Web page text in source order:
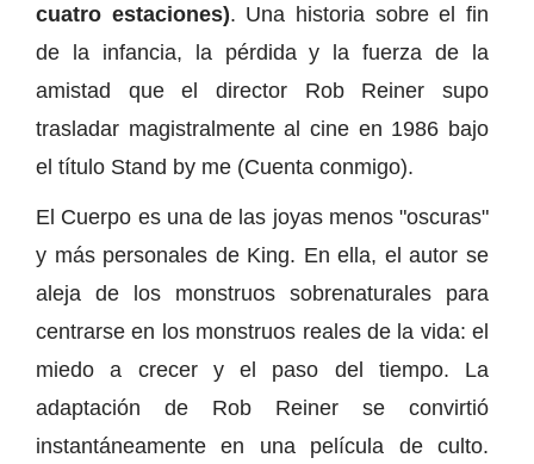
cuatro estaciones). Una historia sobre el fin
de la infancia, la pérdida y la fuerza de la
amistad que el director Rob Reiner supo
trasladar magistralmente al cine en 1986 bajo
el título Stand by me (Cuenta conmigo).
El Cuerpo es una de las joyas menos "oscuras"
y más personales de King. En ella, el autor se
aleja de los monstruos sobrenaturales para
centrarse en los monstruos reales de la vida: el
miedo a crecer y el paso del tiempo. La
adaptación de Rob Reiner se convirtió
instantáneamente en una película de culto.